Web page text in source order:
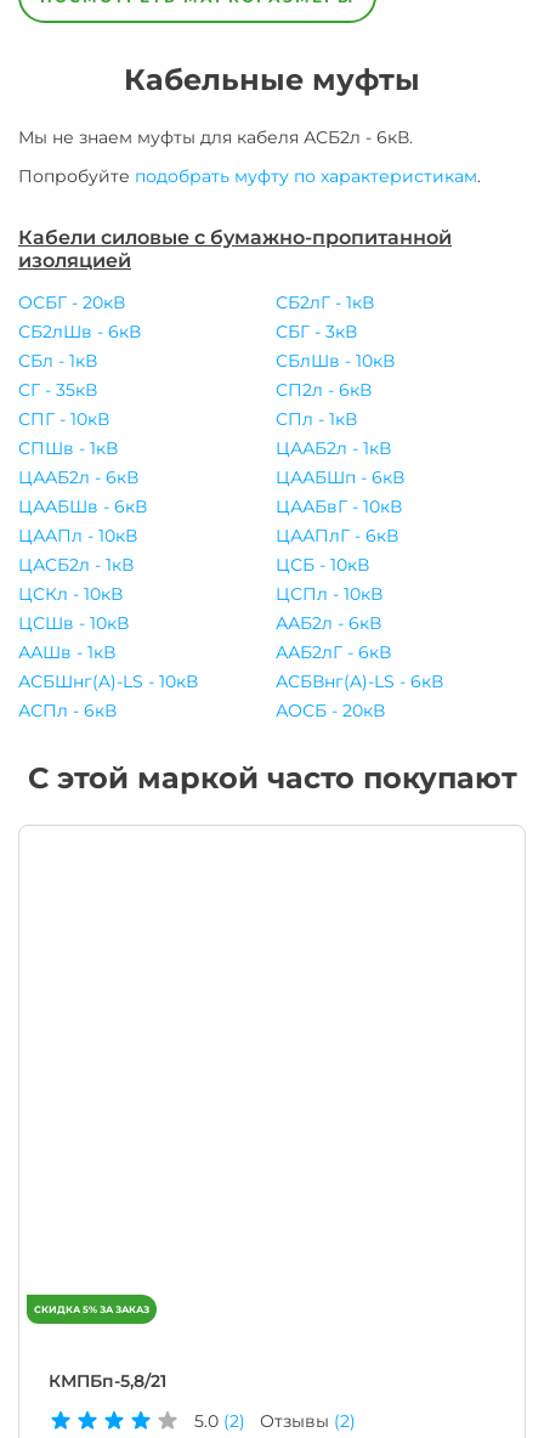
6кВ
Кабельные муфты
Мы не знаем муфты для кабеля АСБ2л - 6кВ.
Попробуйте подобрать муфту по характеристикам.
Кабели силовые с бумажно-пропитанной
изоляцией
ОСБГ - 20кВ
СБ2лГ - 1кВ
СБ2лШв - 6кВ
СБГ - 3кВ
СБл - 1кВ
СБлШв - 10кВ
СГ - 35кВ
СП2л - 6кВ
СПГ - 10кВ
СПл - 1кВ
СПШв - 1кВ
ЦААБ2л - 1кВ
ЦААБ2л - 6кВ
ЦААБШп - 6кВ
ЦААБШв - 6кВ
ЦААБвГ - 10кВ
ЦААПл - 10кВ
ЦААПлГ - 6кВ
ЦАСБ2л - 1кВ
ЦСБ - 10кВ
ЦСКл - 10кВ
ЦСПл - 10кВ
ЦСШв - 10кВ
ААБ2л - 6кВ
ААШв - 1кВ
ААБ2лГ - 6кВ
АСБШнг(A)-LS - 10кВ
АСБВнг(A)-LS - 6кВ
АСПл - 6кВ
АОСБ - 20кВ
С этой маркой часто покупают
КМПБп-5,8/21
5.0 (2) Отзывы (2)